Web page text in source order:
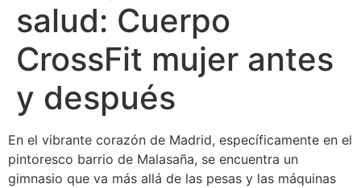
salud: Cuerpo
CrossFit mujer antes
y después
En el vibrante corazón de Madrid, específicamente en el
pintoresco barrio de Malasaña, se encuentra un
gimnasio que va más allá de las pesas y las máquinas